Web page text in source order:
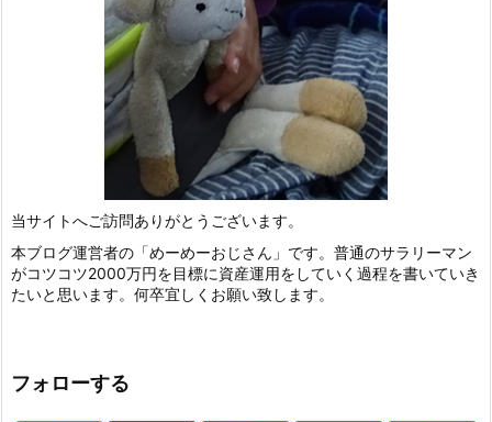
当サイトへご訪問ありがとうございます。
本ブログ運営者の「めーめーおじさん」です。普通のサラリーマン
がコツコツ2000万円を目標に資産運用をしていく過程を書いていき
たいと思います。何卒宜しくお願い致します。
フォローする